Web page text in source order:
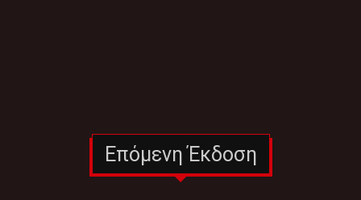
Επόμενη Έκδοση